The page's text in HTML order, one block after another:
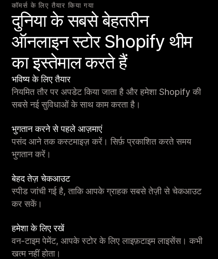
कॉमर्स के लिए तैयार किया गया
दुनिया के सबसे बेहतरीन
ऑनलाइन स्टोर Shopify थीम
का इस्तेमाल करते हैं
भविष्य के लिए तैयार
नियमित तौर पर अपडेट किया जाता है और हमेशा Shopify की
सबसे नई सुविधाओं के साथ काम करता है।
भुगतान करने से पहले आज़माएं
पसंद आने तक कस्टमाइज़ करें। सिर्फ़ प्रकाशित करते समय
भुगतान करें।
बेहद तेज़ चेकआउट
स्पीड जांची गई है, ताकि आपके ग्राहक सबसे तेज़ी से चेकआउट
कर सकें।
हमेशा के लिए रखें
वन-टाइम पेमेंट, आपके स्टोर के लिए लाइफ़टाइम लाइसेंस। कभी
खत्म नहीं होता।